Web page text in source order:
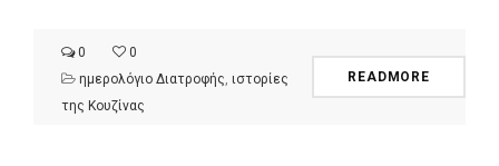
0
0
ημερολόγιο Διατροφής ιστορίες
της Κουζίνας
READMORE